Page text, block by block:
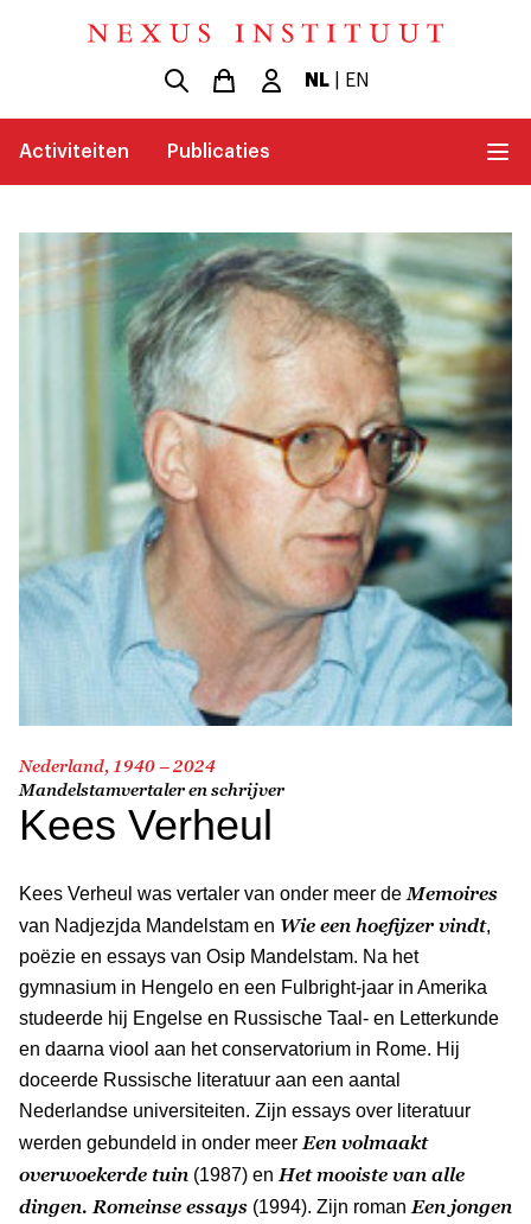
NL| EN
Activiteiten Publicaties
Nederland, 1940 – 2024
Mandelstamvertaler en schrijver
Kees Verheul
Kees Verheul was vertaler van onder meer de Memoires
van Nadjezjda Mandelstam en Wie een hoefijzer vindt,
poëzie en essays van Osip Mandelstam. Na het
gymnasium in Hengelo en een Fulbright-jaar in Amerika
studeerde hij Engelse en Russische Taal- en Letterkunde
en daarna viool aan het conservatorium in Rome. Hij
doceerde Russische literatuur aan een aantal
Nederlandse universiteiten. Zijn essays over literatuur
werden gebundeld in onder meer Een volmaakt
overwoekerde tuin (1987) en Het mooiste van alle
dingen. Romeinse essays (1994). Zijn roman Een jongen